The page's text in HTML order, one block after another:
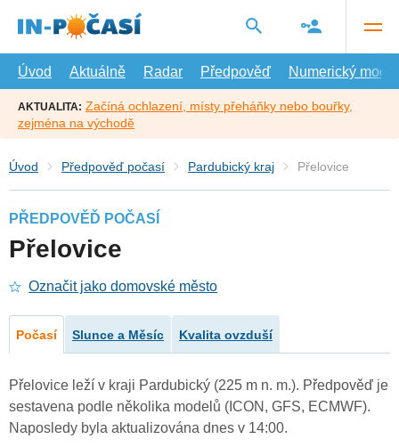
hlavní
Úvod
Aktuálně Radar Předpověď Numerický model
AKTUALITA: Začíná ochlazení, místy přeháňky nebo bouřky,
zejména na východě
Úvod Předpověď počasí Pardubický kraj Přelovice
PŘEDPOVĚĎ POČASÍ
Přelovice
Označit jako domovské město
Počasí Slunce a Měsíc Kvalita ovzduší
Přelovice leží v kraji Pardubický (225 m n. m.). Předpověď je
sestavena podle několika modelů (ICON, GFS, ECMWF).
Naposledy byla aktualizována dnes v 14:00.